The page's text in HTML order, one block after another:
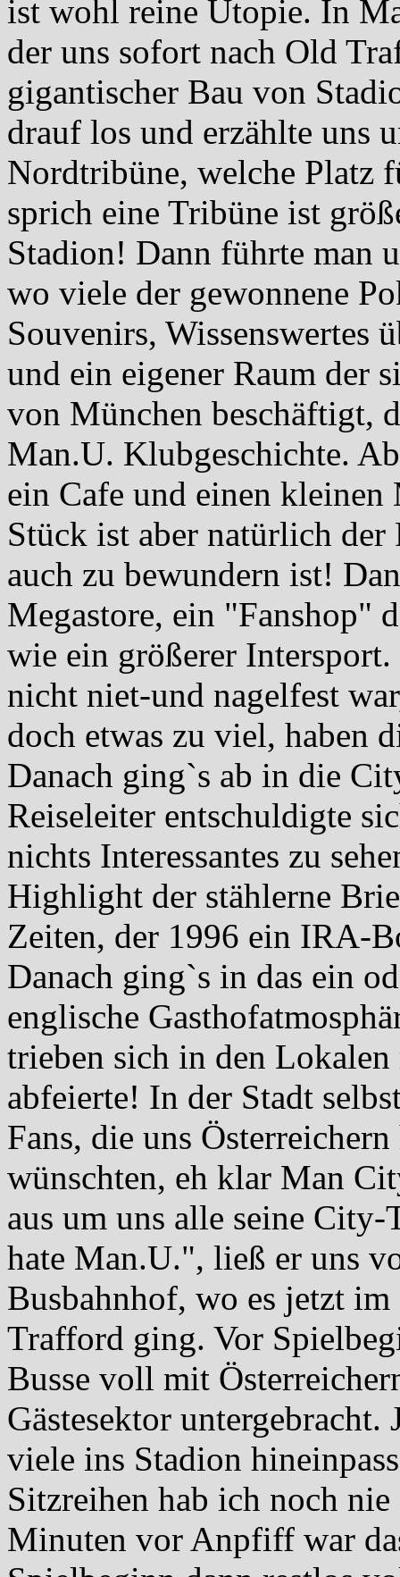
ist wohl reine Utopie. In
der uns sofort nach Old
gigantischer Bau von
drauf los und erzählte uns
Nordtribüne, welche Platz
sprich eine Tribüne ist
Stadion! Dann führte man
wo viele der gewonnene
Souvenirs, Wissenswertes
und ein eigener Raum der
von München beschäftigt,
Man.U. Klubgeschichte.
ein Cafe und einen
Stück ist aber natürlich
auch zu bewundern ist!
Megastore, ein "Fanshop"
wie ein größerer
nicht niet-und nagelfest
doch etwas zu viel, haben
Danach ging`s ab in die
Reiseleiter entschuldigte
nichts Interessantes zu
Highlight der stählerne
Zeiten, der 1996 ein IRA-
Danach ging`s in das ein
englische
trieben sich in den
abfeierte! In der Stadt
Fans, die uns
wünschten, eh klar Man
aus um uns alle seine
hate Man.U.", ließ er uns
Busbahnhof, wo es jetzt
Trafford ging. Vor
Busse voll mit
Gästesektor
viele ins Stadion
Sitzreihen hab ich noch
Minuten vor Anpfiff war